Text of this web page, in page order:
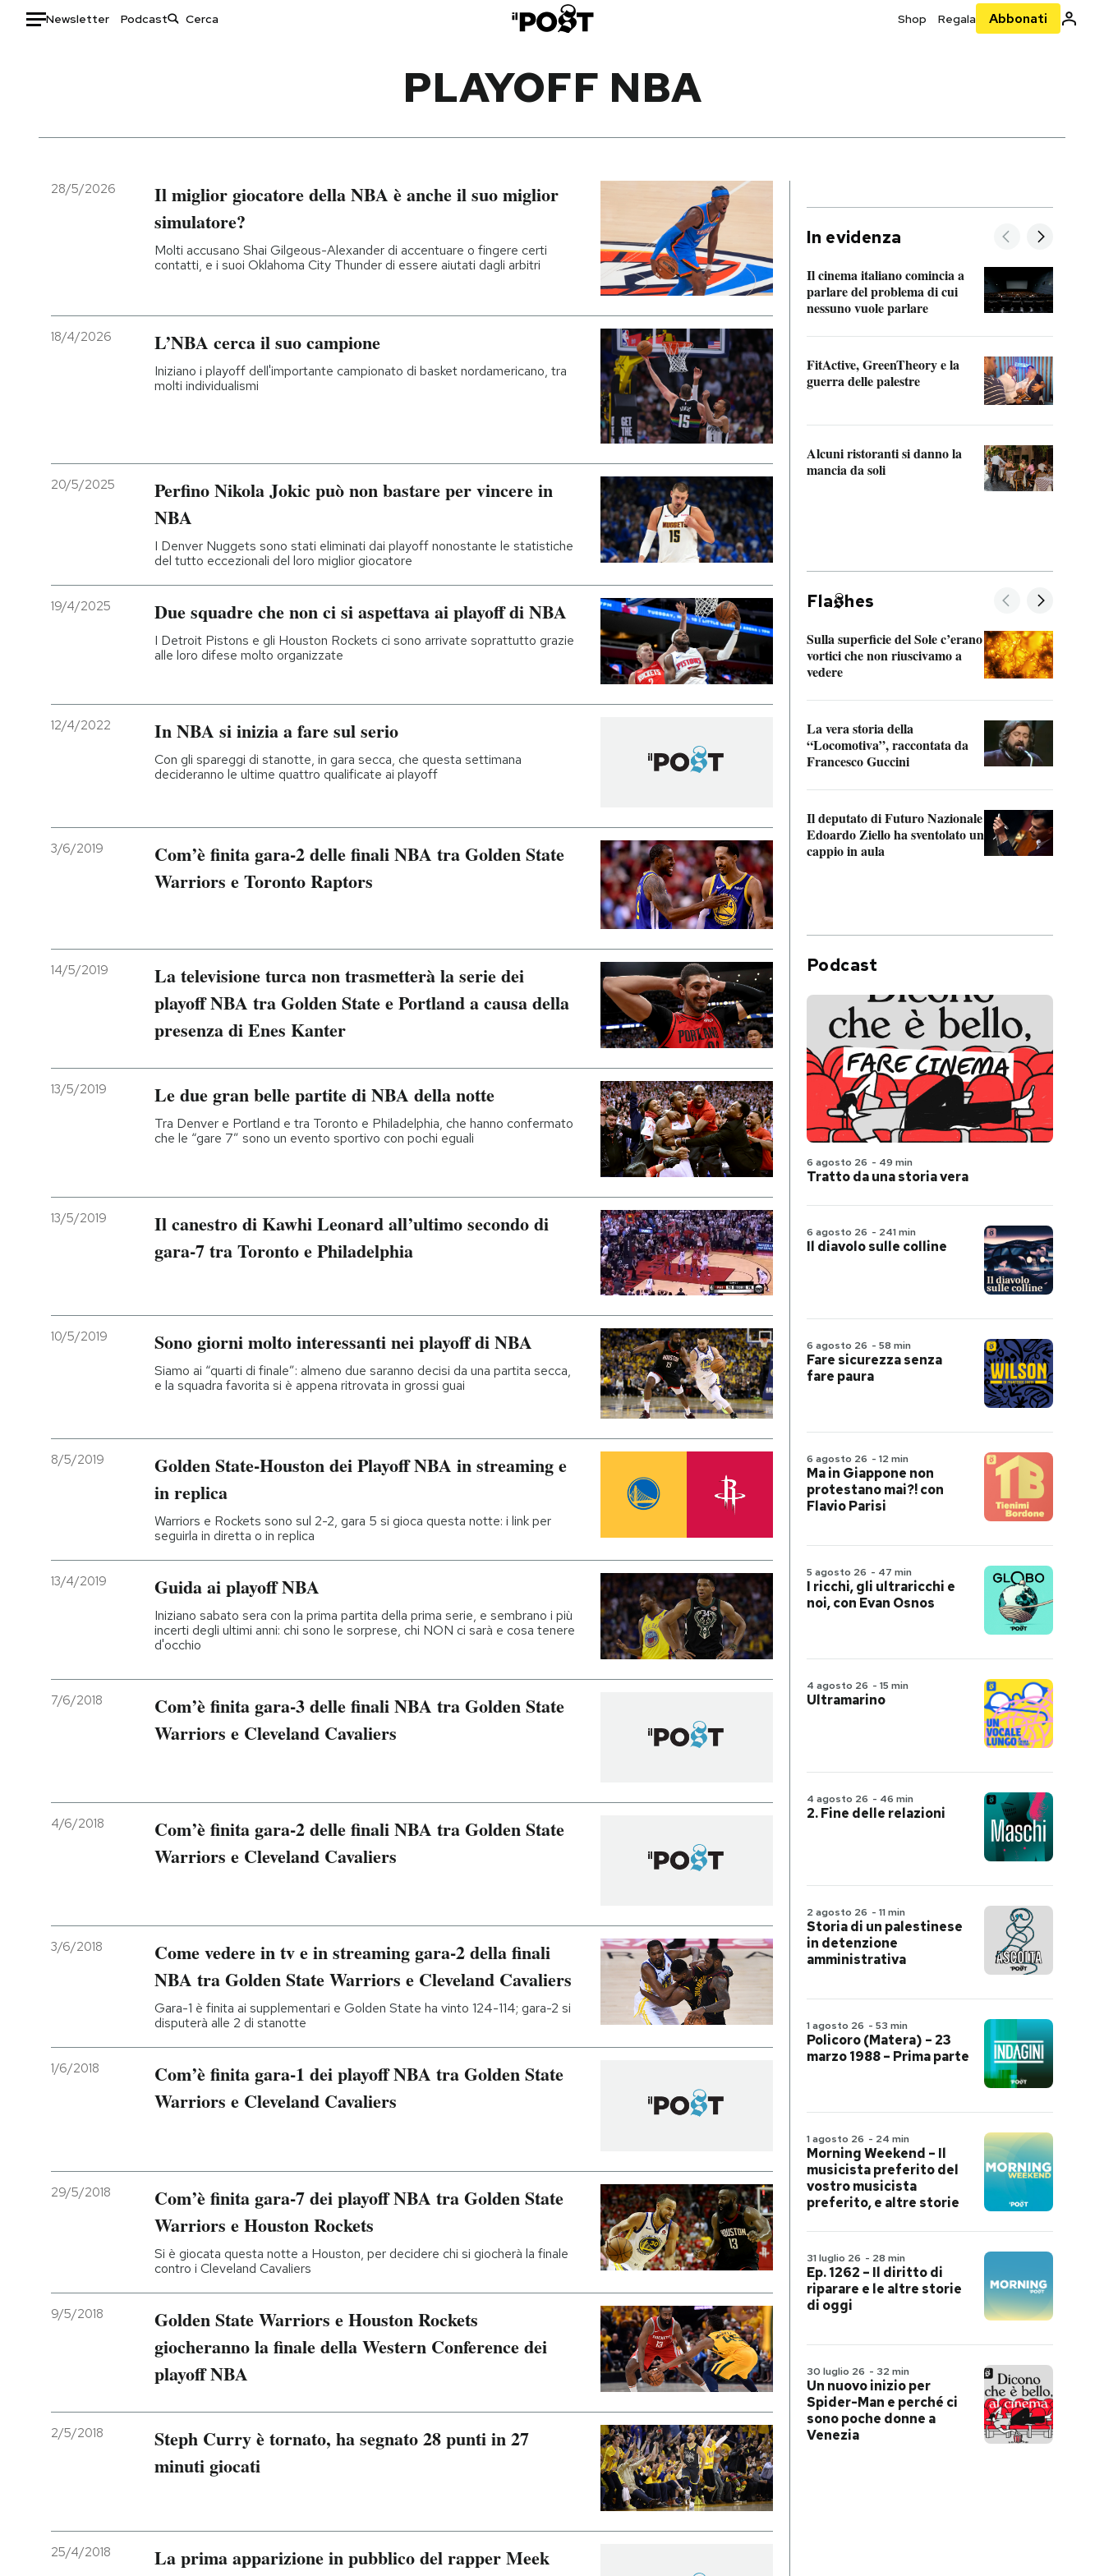
Newsletter Podcast Shop Regala Abbonati
Italia
Politica
Moda
Storie/Idee
Ok Boomer!
Media
I MIEI PREFERITI
CALENDARIO
Entra
PLAYOFF NBA
28/5/2026
Il miglior giocatore della NBA è anche il suo miglior
simulatore?
Molti accusano Shai Gilgeous-Alexander di accentuare o fingere certi
contatti, e i suoi Oklahoma City Thunder di essere aiutati dagli arbitri
18/4/2026 L’NBA cerca il suo campione
Iniziano i playoff dell'importante campionato di basket nordamericano, tra
molti individualismi
20/5/2025
Perfino Nikola Jokic può non bastare per vincere in
NBA
I Denver Nuggets sono stati eliminati dai playoff nonostante le statistiche
del tutto eccezionali del loro miglior giocatore
19/4/2025 Due squadre che non ci si aspettava ai playoff di NBA
I Detroit Pistons e gli Houston Rockets ci sono arrivate soprattutto grazie
alle loro difese molto organizzate
12/4/2022 In NBA si inizia a fare sul serio
Con gli spareggi di stanotte, in gara secca, che questa settimana
decideranno le ultime quattro qualificate ai playoff
3/6/2019
Com’è finita gara-2 delle finali NBA tra Golden State
Warriors e Toronto Raptors
14/5/2019
La televisione turca non trasmetterà la serie dei
playoff NBA tra Golden State e Portland a causa della
presenza di Enes Kanter
13/5/2019 Le due gran belle partite di NBA della notte
Tra Denver e Portland e tra Toronto e Philadelphia, che hanno confermato
che le “gare 7” sono un evento sportivo con pochi eguali
13/5/2019
Il canestro di Kawhi Leonard all’ultimo secondo di
gara-7 tra Toronto e Philadelphia
10/5/2019 Sono giorni molto interessanti nei playoff di NBA
Siamo ai “quarti di finale”: almeno due saranno decisi da una partita secca,
e la squadra favorita si è appena ritrovata in grossi guai
8/5/2019
Golden State-Houston dei Playoff NBA in streaming e
in replica
Warriors e Rockets sono sul 2-2, gara 5 si gioca questa notte: i link per
seguirla in diretta o in replica
13/4/2019 Guida ai playoff NBA
Iniziano sabato sera con la prima partita della prima serie, e sembrano i più
incerti degli ultimi anni: chi sono le sorprese, chi NON ci sarà e cosa tenere
d'occhio
7/6/2018
Com’è finita gara-3 delle finali NBA tra Golden State
Warriors e Cleveland Cavaliers
4/6/2018
Com’è finita gara-2 delle finali NBA tra Golden State
Warriors e Cleveland Cavaliers
3/6/2018
Come vedere in tv e in streaming gara-2 della finali
NBA tra Golden State Warriors e Cleveland Cavaliers
Gara-1 è finita ai supplementari e Golden State ha vinto 124-114; gara-2 si
disputerà alle 2 di stanotte
1/6/2018
Com’è finita gara-1 dei playoff NBA tra Golden State
Warriors e Cleveland Cavaliers
29/5/2018
Com’è finita gara-7 dei playoff NBA tra Golden State
Warriors e Houston Rockets
Si è giocata questa notte a Houston, per decidere chi si giocherà la finale
contro i Cleveland Cavaliers
9/5/2018
Golden State Warriors e Houston Rockets
giocheranno la finale della Western Conference dei
playoff NBA
2/5/2018
Steph Curry è tornato, ha segnato 28 punti in 27
minuti giocati
25/4/2018
La prima apparizione in pubblico del rapper Meek
In evidenza
Il cinema italiano comincia a
parlare del problema di cui
nessuno vuole parlare
FitActive, GreenTheory e la
guerra delle palestre
Alcuni ristoranti si danno la
mancia da soli
Fla hes
Sulla superficie del Sole c’erano
vortici che non riuscivamo a
vedere
La vera storia della
“Locomotiva”, raccontata da
Francesco Guccini
Il deputato di Futuro Nazionale
Edoardo Ziello ha sventolato un
cappio in aula
Podcast
6 agosto 26 - 49 min
Tratto da una storia vera
6 agosto 26 - 241 min
Il diavolo sulle colline
6 agosto 26 - 58 min
Fare sicurezza senza
fare paura
6 agosto 26 - 12 min
Ma in Giappone non
protestano mai?! con
Flavio Parisi
5 agosto 26 - 47 min
I ricchi, gli ultraricchi e
noi, con Evan Osnos
4 agosto 26 - 15 min
Ultramarino
4 agosto 26 - 46 min
2. Fine delle relazioni
2 agosto 26 - 11 min
Storia di un palestinese
in detenzione
amministrativa
1 agosto 26 - 53 min
Policoro (Matera) – 23
marzo 1988 – Prima parte
1 agosto 26 - 24 min
Morning Weekend – Il
musicista preferito del
vostro musicista
preferito, e altre storie
31 luglio 26 - 28 min
Ep. 1262 – Il diritto di
riparare e le altre storie
di oggi
30 luglio 26 - 32 min
Un nuovo inizio per
Spider-Man e perché ci
sono poche donne a
Venezia